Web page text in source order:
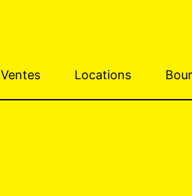
Ventes Locations